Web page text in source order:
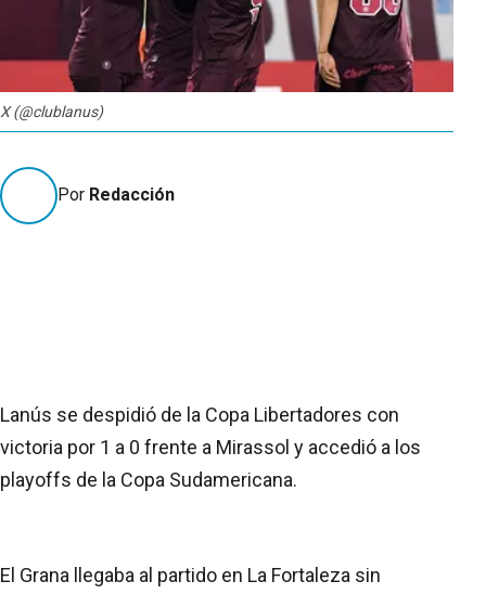
X (@clublanus)
Por Redacción
Lanús se despidió de la Copa Libertadores con
victoria por 1 a 0 frente a Mirassol y accedió a los
playoffs de la Copa Sudamericana.
El Grana llegaba al partido en La Fortaleza sin